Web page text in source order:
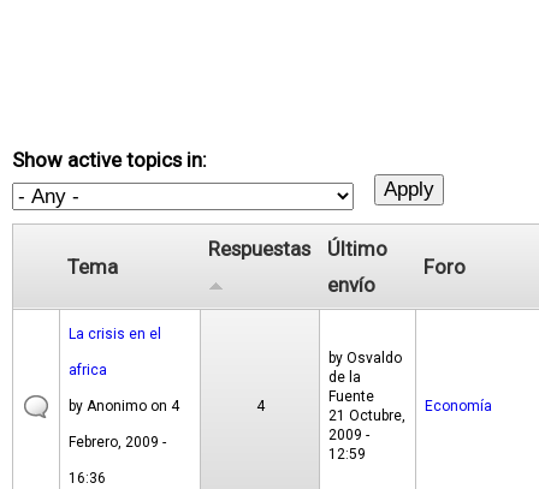
Show active topics in:
Tema
Respuestas
Último
envío
Foro
La crisis en el
africa
by Anonimo on 4
Febrero, 2009 -
16:36
4
by Osvaldo
de la
Fuente
21 Octubre,
2009 -
12:59
Economía